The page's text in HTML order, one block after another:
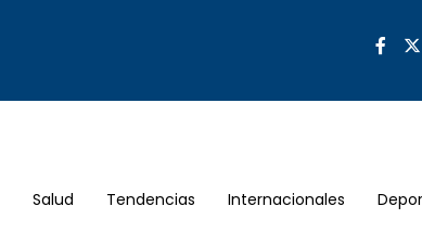
Salud Tendencias Internacionales